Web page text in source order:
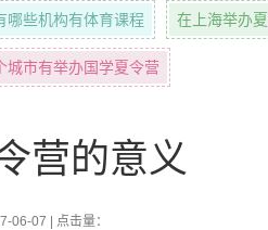
哪些机构有体育课程 在上海举办
城市有举办国学夏令营
营的意义
06-07 | 点击量：